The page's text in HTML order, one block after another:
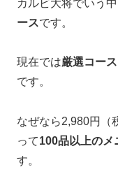
カルビ大将でいう
ースです。
現在では厳選コース
です。
なぜなら2,980円（
って100品以上のメ
す。